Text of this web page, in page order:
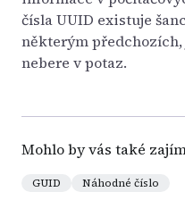
čísla UUID existuje
některým
nebere v potaz.
Mohlo by vás také
GUID Náhodné číslo